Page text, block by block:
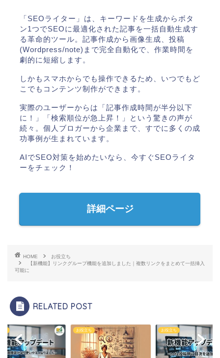
「SEOライター」は、キーワードを生成からボタ
ン1つでSEOに最適化された記事を一括自動生成す
る革命的ツール。記事作成から画像生成、投稿
(Wordpress/note)まで完全自動化で、作業時間を
劇的に短縮します。
しかもスマホからでも操作できるため、いつでもど
こでもコンテンツ制作ができます。
実際のユーザーからは「記事作成時間が半分以下
に！」「検索順位が急上昇！」という驚きの声が
続々。個人ブロガーから企業まで、すでに多くの成
功事例が生まれています。
AIでSEO対策を始めたいなら、今すぐSEOライタ
ーをチェック！
詳細ページ
HOME
お役立ち
【新機能】リンクグループ機能を追加しました｜複数リンクをまとめて一括挿入
可能に
RELATED POST
お役立ち お役立ち